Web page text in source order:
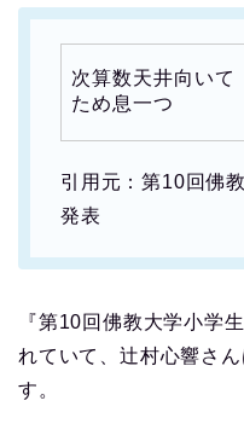
次算数天井向いて
ため息一つ
引用元：第10回佛
発表
『第10回佛教大学小学
れていて、辻村心響さん
す。